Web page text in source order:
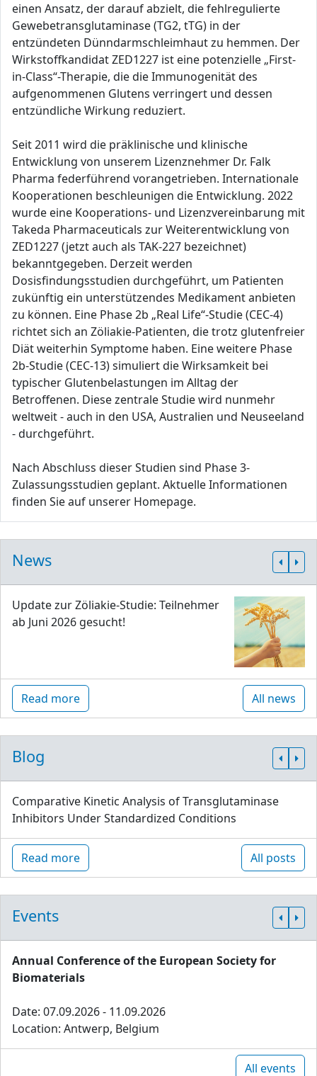
einen Ansatz, der darauf abzielt, die fehlregulierte
Gewebetransglutaminase (TG2, tTG) in der
entzündeten Dünndarmschleimhaut zu hemmen. Der
Wirkstoffkandidat ZED1227 ist eine potenzielle „First-
in-Class“-Therapie, die die Immunogenität des
aufgenommenen Glutens verringert und dessen
entzündliche Wirkung reduziert.
Seit 2011 wird die präklinische und klinische
Entwicklung von unserem Lizenznehmer Dr. Falk
Pharma federführend vorangetrieben. Internationale
Kooperationen beschleunigen die Entwicklung. 2022
wurde eine Kooperations- und Lizenzvereinbarung mit
Takeda Pharmaceuticals zur Weiterentwicklung von
ZED1227 (jetzt auch als TAK-227 bezeichnet)
bekanntgegeben. Derzeit werden
Dosisfindungsstudien durchgeführt, um Patienten
zukünftig ein unterstützendes Medikament anbieten
zu können. Eine Phase 2b „Real Life“-Studie (CEC-4)
richtet sich an Zöliakie-Patienten, die trotz glutenfreier
Diät weiterhin Symptome haben. Eine weitere Phase
2b-Studie (CEC-13) simuliert die Wirksamkeit bei
typischer Glutenbelastungen im Alltag der
Betroffenen. Diese zentrale Studie wird nunmehr
weltweit - auch in den USA, Australien und Neuseeland
- durchgeführt.
Nach Abschluss dieser Studien sind Phase 3-
Zulassungsstudien geplant. Aktuelle Informationen
finden Sie auf unserer Homepage.
News
Update zur Zöliakie-Studie: Teilnehmer
ab Juni 2026 gesucht!
Read more All news
Blog
Comparative Kinetic Analysis of Transglutaminase
Inhibitors Under Standardized Conditions
Read more All posts
Events
Annual Conference of the European Society for
Biomaterials
Date: 07.09.2026 - 11.09.2026
Location: Antwerp, Belgium
All events